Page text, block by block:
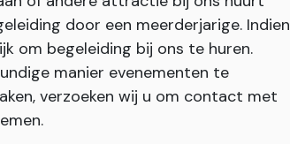
door een meerderjarige. Indien
om begeleiding bij ons te huren.
manier evenementen te
verzoeken wij u om contact met